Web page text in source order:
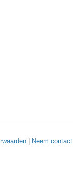
|
Neem contact